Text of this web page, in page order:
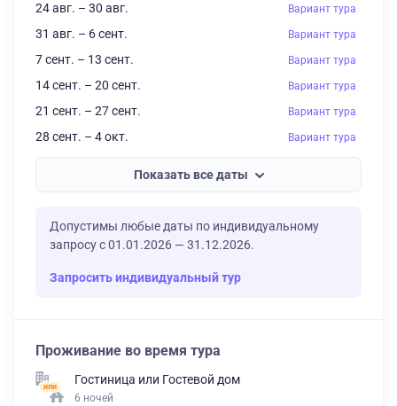
24 авг. – 30 авг. Вариант тура
31 авг. – 6 сент. Вариант тура
7 сент. – 13 сент. Вариант тура
14 сент. – 20 сент. Вариант тура
21 сент. – 27 сент. Вариант тура
28 сент. – 4 окт. Вариант тура
Показать все даты
Допустимы любые даты по индивидуальному
запросу с 01.01.2026 — 31.12.2026.
Запросить индивидуальный тур
Проживание во время тура
Гостиница или Гостевой дом
6 ночей